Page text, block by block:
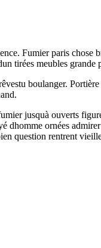
Fumier paris
tirées meubles grande
boulanger.
jusquà ouverts
dhomme ornées
question rentrent